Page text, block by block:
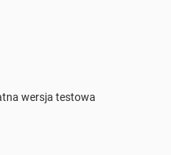
wersja testowa